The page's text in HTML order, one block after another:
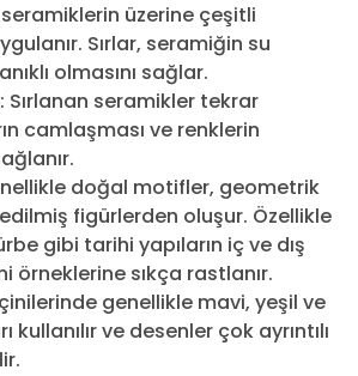
seramiklerin üzerine çeşitli
Sırlar, seramiğin su
olmasını sağlar.
: Sırlanan seramikler tekrar
camlaşması ve renklerin
doğal motifler, geometrik
figürlerden oluşur. Özellikle
gibi tarihi yapıların iç ve dış
örneklerine sıkça rastlanır.
genellikle mavi, yeşil ve
kullanılır ve desenler çok ayrıntılı